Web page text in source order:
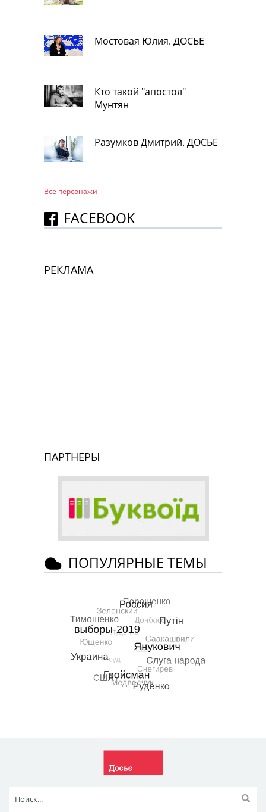
Мостовая Юлия. ДОСЬЕ
Кто такой "апостол"
Мунтян
Разумков Дмитрий. ДОСЬЕ
Все персонажи
FACEBOOK
РЕКЛАМА
ПАРТНЕРЫ
ПОПУЛЯРНЫЕ ТЕМЫ